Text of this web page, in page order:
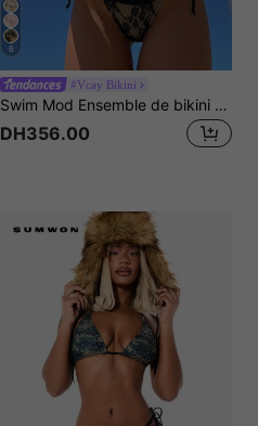
6
#Vcay Bikini
Swim Mod Ensemble de bikini à col ras-du-cou en tissu jacquard avec garniture florale, printemps/été
DH356.00